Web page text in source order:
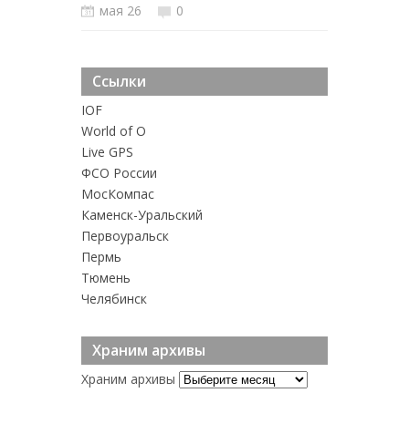
мая 26 0
Ссылки
IOF
World of O
Live GPS
ФСО России
MосКомпас
Каменск-Уральский
Первоуральск
Пермь
Тюмень
Челябинск
Храним архивы
Храним архивы